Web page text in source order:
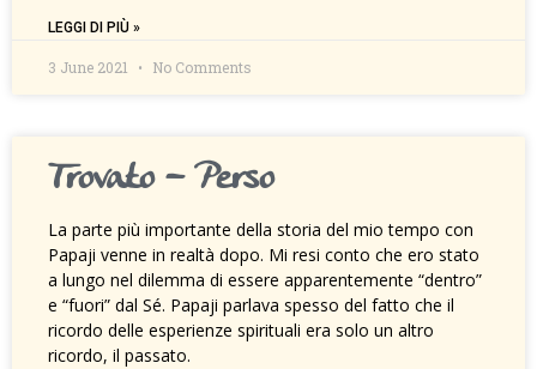
LEGGI DI PIÙ »
3 June 2021 No Comments
Trovato – Perso
La parte più importante della storia del mio tempo con
Papaji venne in realtà dopo. Mi resi conto che ero stato
a lungo nel dilemma di essere apparentemente “dentro”
e “fuori” dal Sé. Papaji parlava spesso del fatto che il
ricordo delle esperienze spirituali era solo un altro
ricordo, il passato.